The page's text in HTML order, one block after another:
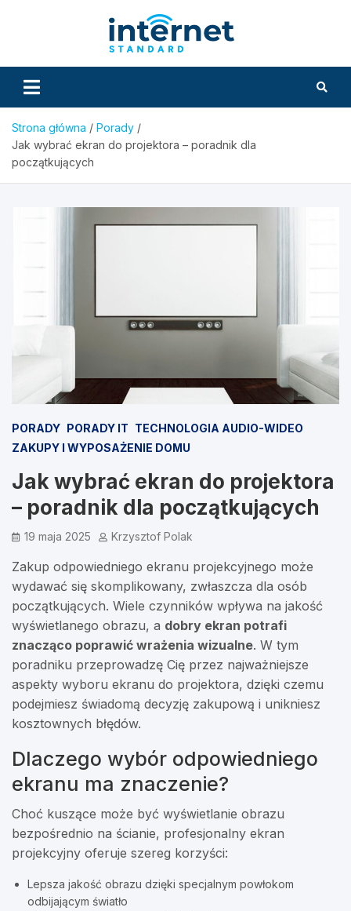
Strona główna
Porady
Jak wybrać ekran do projektora – poradnik dla
początkujących
PORADY PORADY IT TECHNOLOGIA AUDIO-WIDEO
ZAKUPY I WYPOSAŻENIE DOMU
Jak wybrać ekran do projektora
– poradnik dla początkujących
19 maja 2025 Krzysztof Polak
Zakup odpowiedniego ekranu projekcyjnego może
wydawać się skomplikowany, zwłaszcza dla osób
początkujących. Wiele czynników wpływa na jakość
wyświetlanego obrazu, a dobry ekran potrafi
znacząco poprawić wrażenia wizualne. W tym
poradniku przeprowadzę Cię przez najważniejsze
aspekty wyboru ekranu do projektora, dzięki czemu
podejmiesz świadomą decyzję zakupową i unikniesz
kosztownych błędów.
Dlaczego wybór odpowiedniego
ekranu ma znaczenie?
Choć kuszące może być wyświetlanie obrazu
bezpośrednio na ścianie, profesjonalny ekran
projekcyjny oferuje szereg korzyści:
Lepsza jakość obrazu dzięki specjalnym powłokom
odbijającym światło